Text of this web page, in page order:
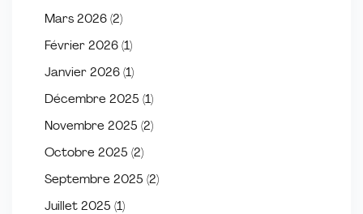
Mars 2026 (2)
Février 2026 (1)
Janvier 2026 (1)
Décembre 2025 (1)
Novembre 2025 (2)
Octobre 2025 (2)
Septembre 2025 (2)
Juillet 2025 (1)